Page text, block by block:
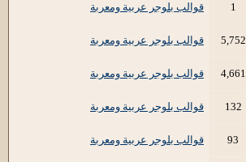
1 قوالب بلوجر عربية ومعربة
5,752 قوالب بلوجر عربية ومعربة
4,661 قوالب بلوجر عربية ومعربة
132 قوالب بلوجر عربية ومعربة
93 قوالب بلوجر عربية ومعربة